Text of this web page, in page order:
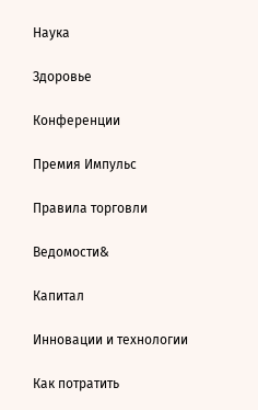
Наука
Здоровье
Конференции
Премия Импульс
Правила торговли
Ведомости&
Капитал
Инновации и технологии
Как потратить